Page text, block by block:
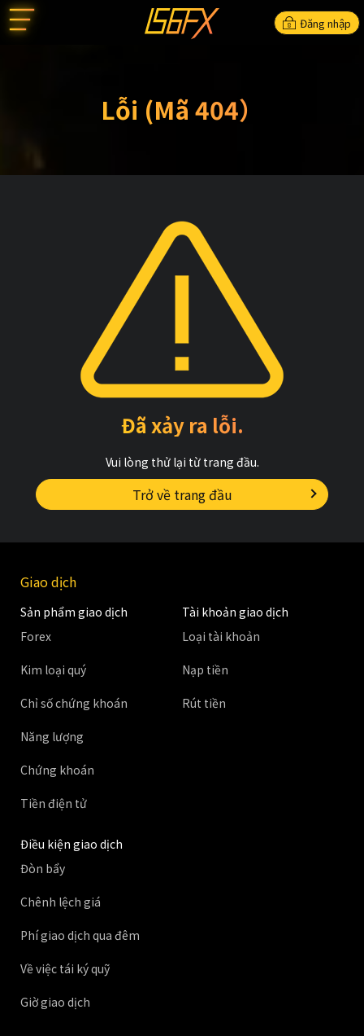
Đăng nhập
Lỗi (Mã 404）
Đã xảy ra lỗi.
Vui lòng thử lại từ trang đầu.
Trở về trang đầu
Giao dịch
Sản phẩm giao dịch
Forex
Kim loại quý
Chỉ số chứng khoán
Năng lượng
Chứng khoán
Tiền điện tử
Tài khoản giao dịch
Loại tài khoản
Nạp tiền
Rút tiền
Điều kiện giao dịch
Đòn bẩy
Chênh lệch giá
Phí giao dịch qua đêm
Về việc tái ký quỹ
Giờ giao dịch